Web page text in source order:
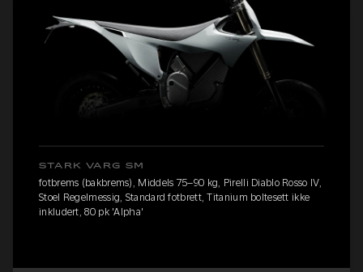
STARK VARG SM
fotbrems (bakbrems), Middels 75–90 kg, Pirelli Diablo Rosso IV,
Stoel Regelmessig, Standard fotbrett, Titanium boltesett ikke
inkludert, 80 pk 'Alpha'